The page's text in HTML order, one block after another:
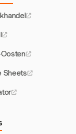
Sheets